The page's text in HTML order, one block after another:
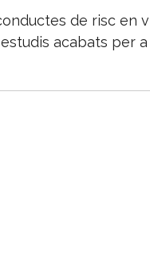
de risc en
acabats per